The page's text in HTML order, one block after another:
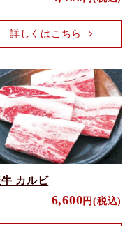
詳しくはこちら
牛 カルビ
6,600 円(税込)